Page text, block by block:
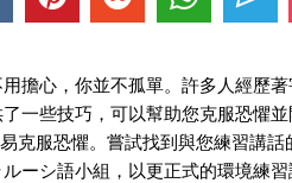
擔心，你並不孤單。許多人經歷
一些技巧，可以幫助您克服恐懼
克服恐懼。嘗試找到與您練習講
ーシ語小組，以更正式的環境練習